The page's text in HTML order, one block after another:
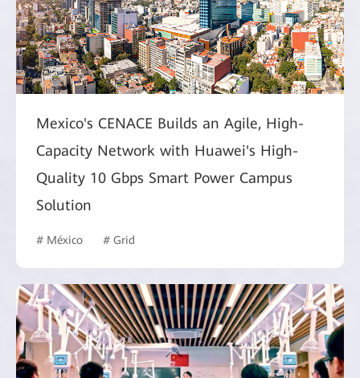
Mexico's CENACE Builds an Agile, High-
Capacity Network with Huawei's High-
Quality 10 Gbps Smart Power Campus
Solution
# México # Grid